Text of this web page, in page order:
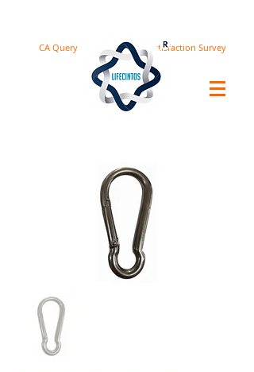
Satisfaction Survey
CA Query